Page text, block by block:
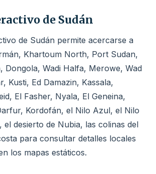
de Sudán
de Sudán permite acercarse a
Khartoum North, Port Sudan,
Dongola, Wadi Halfa, Merowe, Wad
Kusti, Ed Damazin, Kassala,
El Fasher, Nyala, El Geneina,
Kordofán, el Nilo Azul, el Nilo
el desierto de Nubia, las colinas del
para consultar detalles locales
los mapas estáticos.